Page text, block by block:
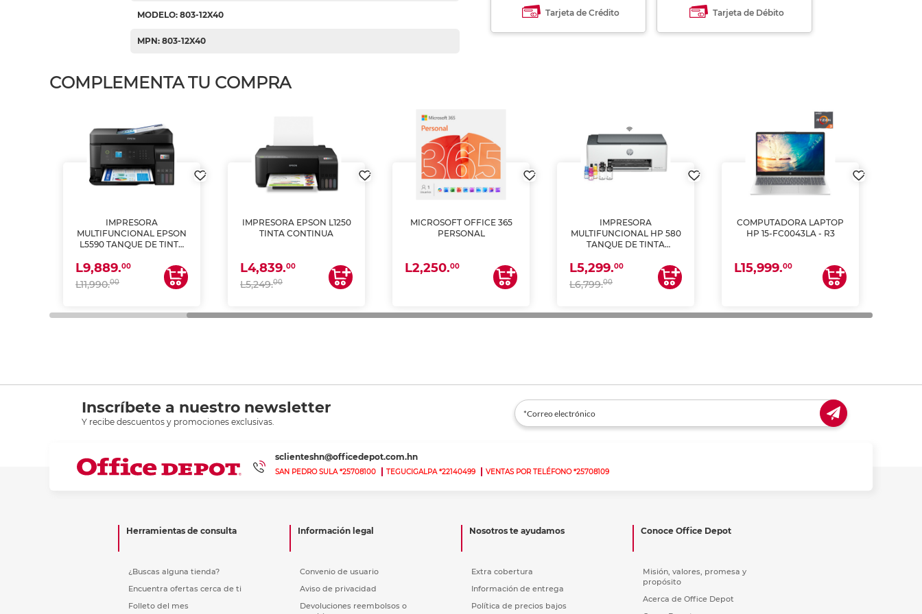
MODELO: 803-12X40
MPN: 803-12X40
Tarjeta de Crédito Tarjeta de Débito
COMPLEMENTA TU COMPRA
IMPRESORA
MULTIFUNCIONAL EPSON
L5590 TANQUE DE TINTA
ESCANEA)
L9,889.00
L11,990.00
IMPRESORA EPSON L1250
TINTA CONTINUA
L4,839.00
L5,249.00
MICROSOFT OFFICE 365
PERSONAL
L2,250.00
IMPRESORA
MULTIFUNCIONAL HP 580
TANQUE DE TINTA
ESCANEA)
L5,299.00
L6,799.00
COMPUTADORA LAPTOP
HP 15-FC0043LA - R3
L15,999.00
Inscríbete a nuestro newsletter
Y recibe descuentos y promociones exclusivas.
sclienteshn@officedepot.com.hn
SAN PEDRO SULA *25708100 TEGUCIGALPA *22140499 VENTAS POR TELÉFONO *25708109
Herramientas de consulta
¿Buscas alguna tienda?
Encuentra ofertas cerca de ti
Folleto del mes
Información legal
Convenio de usuario
Aviso de privacidad
Devoluciones reembolsos o
Nosotros te ayudamos
Extra cobertura
Información de entrega
Política de precios bajos
Conoce Office Depot
Misión, valores, promesa y
propósito
Acerca de Office Depot